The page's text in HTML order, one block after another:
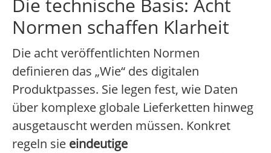
Die technische Basis: Acht
Normen schaffen Klarheit
Die acht veröffentlichten Normen
definieren das „Wie“ des digitalen
Produktpasses. Sie legen fest, wie Daten
über komplexe globale Lieferketten hinweg
ausgetauscht werden müssen. Konkret
regeln sie eindeutige